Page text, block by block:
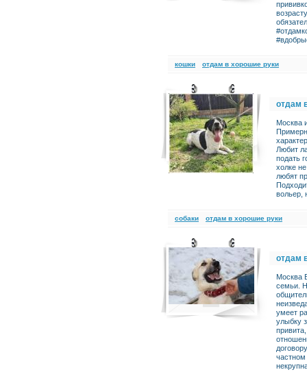
кошки отдам в хорошие руки
отдам
Москва
Любит
подать
холке
любят
вольер,
cобаки отдам в хорошие руки
отдам
Москва
семьи.
умеет
улыбку
частном